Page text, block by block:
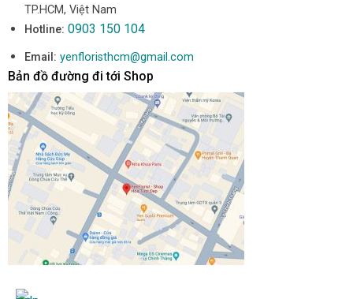
TP.HCM, Việt Nam
Hotline: 0903 150 104
Email: yenfloristhcm@gmail.com
Bản đồ đường đi tới Shop